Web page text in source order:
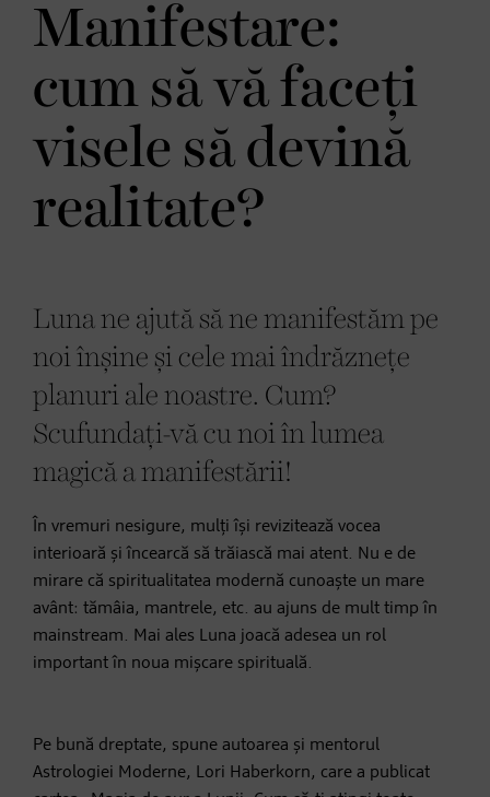
Manifestare:
cum să vă faceți
visele să devină
realitate?
Luna ne ajută să ne manifestăm pe
noi înșine și cele mai îndrăznețe
planuri ale noastre. Cum?
Scufundați-vă cu noi în lumea
magică a manifestării!
În vremuri nesigure, mulți își revizitează vocea
interioară și încearcă să trăiască mai atent. Nu e de
mirare că spiritualitatea modernă cunoaște un mare
avânt: tămâia, mantrele, etc. au ajuns de mult timp în
mainstream. Mai ales Luna joacă adesea un rol
important în noua mișcare spirituală.
Pe bună dreptate, spune autoarea și mentorul
Astrologiei Moderne, Lori Haberkorn, care a publicat